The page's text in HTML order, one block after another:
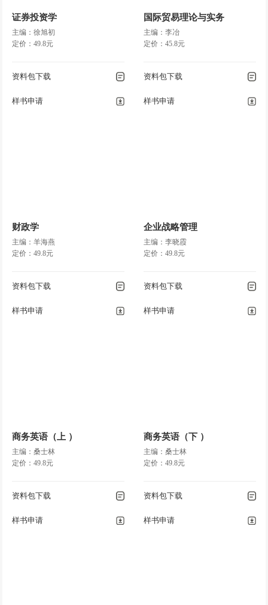
证券投资学
主编：徐旭初
定价：49.8元
资料包下载
样书申请
国际贸易理论与实务
主编：李冶
定价：45.8元
资料包下载
样书申请
财政学
主编：羊海燕
定价：49.8元
资料包下载
样书申请
企业战略管理
主编：李晓霞
定价：49.8元
资料包下载
样书申请
商务英语（上 ）
主编：桑士林
定价：49.8元
资料包下载
样书申请
商务英语（下 ）
主编：桑士林
定价：49.8元
资料包下载
样书申请